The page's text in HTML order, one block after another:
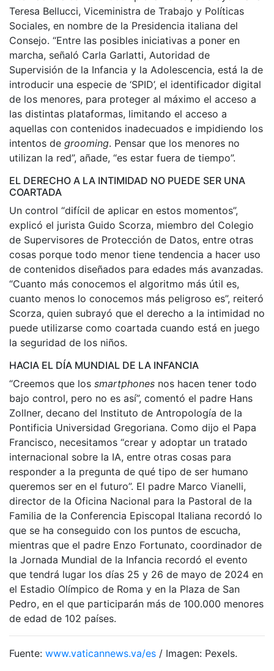
Teresa Bellucci, Viceministra de Trabajo y Políticas
Sociales, en nombre de la Presidencia italiana del
Consejo. “Entre las posibles iniciativas a poner en
marcha, señaló Carla Garlatti, Autoridad de
Supervisión de la Infancia y la Adolescencia, está la de
introducir una especie de ‘SPID’, el identificador digital
de los menores, para proteger al máximo el acceso a
las distintas plataformas, limitando el acceso a
aquellas con contenidos inadecuados e impidiendo los
intentos de grooming. Pensar que los menores no
utilizan la red”, añade, “es estar fuera de tiempo”.
EL DERECHO A LA INTIMIDAD NO PUEDE SER UNA
COARTADA
Un control “difícil de aplicar en estos momentos”,
explicó el jurista Guido Scorza, miembro del Colegio
de Supervisores de Protección de Datos, entre otras
cosas porque todo menor tiene tendencia a hacer uso
de contenidos diseñados para edades más avanzadas.
“Cuanto más conocemos el algoritmo más útil es,
cuanto menos lo conocemos más peligroso es”, reiteró
Scorza, quien subrayó que el derecho a la intimidad no
puede utilizarse como coartada cuando está en juego
la seguridad de los niños.
HACIA EL DÍA MUNDIAL DE LA INFANCIA
“Creemos que los smartphones nos hacen tener todo
bajo control, pero no es así”, comentó el padre Hans
Zollner, decano del Instituto de Antropología de la
Pontificia Universidad Gregoriana. Como dijo el Papa
Francisco, necesitamos “crear y adoptar un tratado
internacional sobre la IA, entre otras cosas para
responder a la pregunta de qué tipo de ser humano
queremos ser en el futuro”. El padre Marco Vianelli,
director de la Oficina Nacional para la Pastoral de la
Familia de la Conferencia Episcopal Italiana recordó lo
que se ha conseguido con los puntos de escucha,
mientras que el padre Enzo Fortunato, coordinador de
la Jornada Mundial de la Infancia recordó el evento
que tendrá lugar los días 25 y 26 de mayo de 2024 en
el Estadio Olímpico de Roma y en la Plaza de San
Pedro, en el que participarán más de 100.000 menores
de edad de 102 países.
Fuente: www.vaticannews.va/es / Imagen: Pexels.